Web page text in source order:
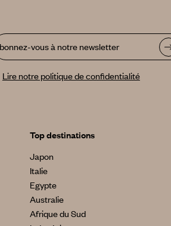
vous à notre newsletter
Lire notre politique de confidentialité
Top destinations
Japon
Italie
Egypte
Australie
Afrique du Sud